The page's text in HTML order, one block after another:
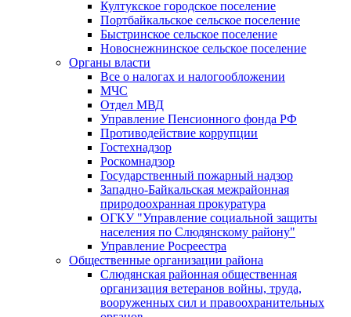
Култукское городское поселение
Портбайкальское сельское поселение
Быстринское сельское поселение
Новоснежнинское сельское поселение
Органы власти
Все о налогах и налогообложении
МЧС
Отдел МВД
Управление Пенсионного фонда РФ
Противодействие коррупции
Гостехнадзор
Роскомнадзор
Государственный пожарный надзор
Западно-Байкальская межрайонная
природоохранная прокуратура
ОГКУ "Управление социальной защиты
населения по Слюдянскому району"
Управление Росреестра
Общественные организации района
Слюдянская районная общественная
организация ветеранов войны, труда,
вооруженных сил и правоохранительных